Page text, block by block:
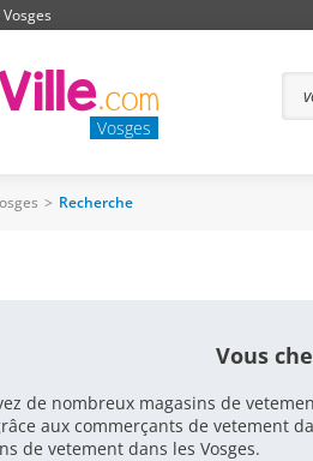
Vosges
> Recherche
Vous
de nombreux magasins de
aux commerçants de vetement
de vetement dans les Vosges.